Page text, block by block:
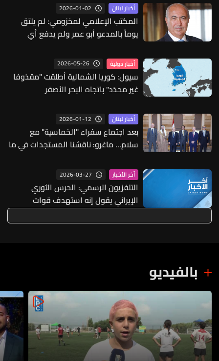
أخبار لبنان 2026-01-02
المكتب الإعلامي لمخزومي: لم يلتق
يوماً بالمدعو أبو عمر ولم يدفع أي
أخبار دولية 2026-05-26
سيول: كوريا الشمالية أطلقت "مقذوفا
غير محدَد" باتجاه البحر الأصفر
أخبار لبنان 2026-01-12
بعد اجتماع سفراء "الخماسية" مع
سلام... ماغرو: ناقشنا المستجدات في ما
آخر الأخبار 2026-03-27
التلفزيون الرسمي: الحرس الثوري
الإيراني يقول إنه استهدف قوات
"أميركية إسرائيلية" في جزيرة بوبيان
الكويتية
بالفيديو